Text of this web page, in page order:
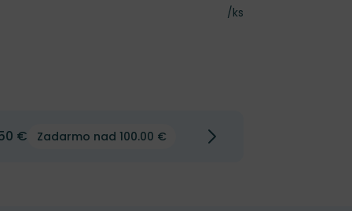
Cena za kus
/ks
€ Zadarmo nad 100.00 €